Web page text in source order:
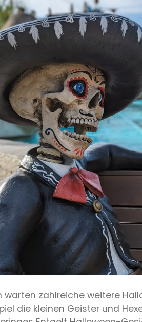
zahlreiche weitere
die kleinen Geister und